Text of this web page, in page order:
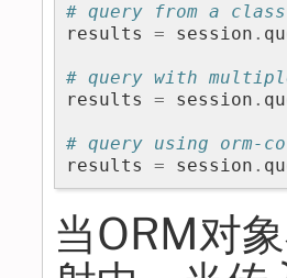
# query from a class
results
= session .
# query with
results
= session .
# query using orm-
results
= session .
当ORM对